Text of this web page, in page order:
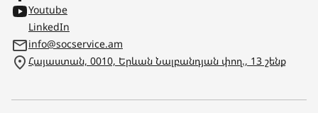
Youtube
LinkedIn
info@socservice.am
Հայաստան, 0010, Երևան Նալբանդյան փող., 13 շենք